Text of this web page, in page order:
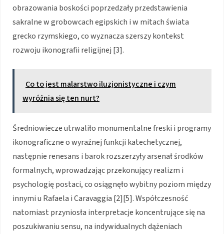
obrazowania boskości poprzedzały przedstawienia
sakralne w grobowcach egipskich i w mitach świata
grecko rzymskiego, co wyznacza szerszy kontekst
rozwoju ikonografii religijnej [3].
Co to jest malarstwo iluzjonistyczne i czym
wyróżnia się ten nurt?
Średniowiecze utrwaliło monumentalne freski i programy
ikonograficzne o wyraźnej funkcji katechetycznej,
następnie renesans i barok rozszerzyły arsenał środków
formalnych, wprowadzając przekonujący realizm i
psychologię postaci, co osiągnęło wybitny poziom między
innymi u Rafaela i Caravaggia [2][5]. Współczesność
natomiast przyniosła interpretacje koncentrujące się na
poszukiwaniu sensu, na indywidualnych dążeniach